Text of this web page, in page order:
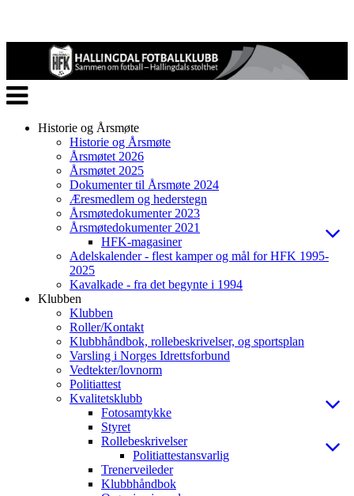
Veksle
navigasjon
Historie og Årsmøte
Historie og Årsmøte
Årsmøtet 2026
Årsmøtet 2025
Dokumenter til Årsmøte 2024
Æresmedlem og hederstegn
Årsmøtedokumenter 2023
Årsmøtedokumenter 2021
HFK-magasiner
Adelskalender - flest kamper og mål for HFK 1995-
2025
Kavalkade - fra det begynte i 1994
Klubben
Klubben
Roller/Kontakt
Klubbhåndbok, rollebeskrivelser, og sportsplan
Varsling i Norges Idrettsforbund
Vedtekter/lovnorm
Politiattest
Kvalitetsklubb
Fotosamtykke
Styret
Rollebeskrivelser
Politiattestansvarlig
Trenerveileder
Klubbhåndbok